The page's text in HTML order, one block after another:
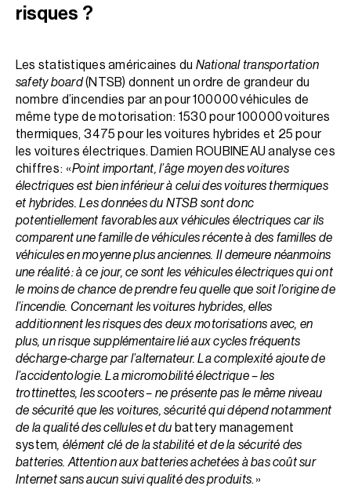
risques ?
Les statistiques américaines du National transportation
safety board(NTSB) donnent un ordre de grandeur du
nombre d’incendies par an pour 100 000 véhicules de
même type de motorisation : 1 530 pour 100 000 voitures
thermiques, 3 475 pour les voitures hybrides et 25 pour
les voitures électriques. Damien ROUBINEAU analyse ces
chiffres : «Point important, l’âge moyen des voitures
électriques est bien inférieur à celui des voitures thermiques
et hybrides. Les données du NTSB sont donc
potentiellement favorables aux véhicules électriques car ils
comparent une famille de véhicules récente à des familles de
véhicules en moyenne plus anciennes. Il demeure néanmoins
une réalité : à ce jour, ce sont les véhicules électriques qui ont
le moins de chance de prendre feu quelle que soit l’origine de
l’incendie. Concernant les voitures hybrides, elles
additionnent les risques des deux motorisations avec, en
plus, un risque supplémentaire lié aux cycles fréquents
décharge-charge par l’alternateur. La complexité ajoute de
l’accidentologie. La micromobilité électrique – les
trottinettes, les scooters – ne présente pas le même niveau
de sécurité que les voitures, sécurité qui dépend notamment
de la qualité des cellules et du battery management
system, élément clé de la stabilité et de la sécurité des
batteries. Attention aux batteries achetées à bas coût sur
Internet sans aucun suivi qualité des produits. »